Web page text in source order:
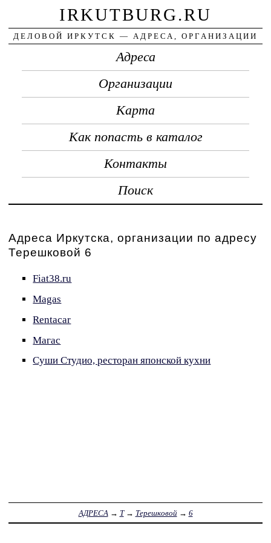
IRKUTBURG.RU
ДЕЛОВОЙ ИРКУТСК — АДРЕСА, ОРГАНИЗАЦИИ
Адреса
Организации
Карта
Как попасть в каталог
Контакты
Поиск
Адреса Иркутска, организации по адресу
Терешковой 6
Fiat38.ru
Magas
Rentacar
Магас
Суши Студио, ресторан японской кухни
АДРЕСА → Т→ Терешковой→ 6